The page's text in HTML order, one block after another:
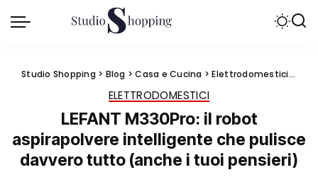
Studio Shopping > Blog >Casa e Cucina >Elettrodomestici>
ELETTRODOMESTICI
LEFANT M330Pro: il robot
aspirapolvere intelligente che pulisce
davvero tutto (anche i tuoi pensieri)